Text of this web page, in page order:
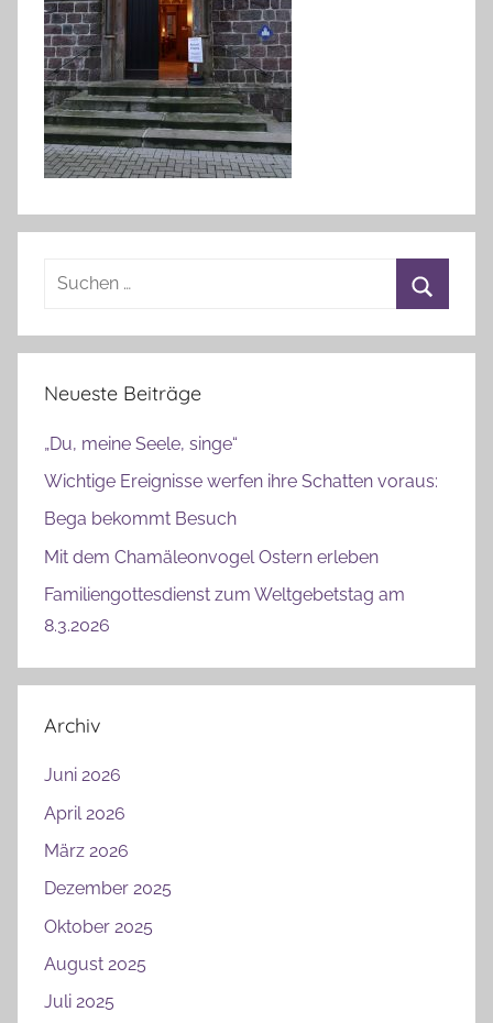
Suchen
Neueste Beiträge
„Du, meine Seele, singe“
Wichtige Ereignisse werfen ihre Schatten voraus:
Bega bekommt Besuch
Mit dem Chamäleonvogel Ostern erleben
Familiengottesdienst zum Weltgebetstag am
8.3.2026
Archiv
Juni 2026
April 2026
März 2026
Dezember 2025
Oktober 2025
August 2025
Juli 2025